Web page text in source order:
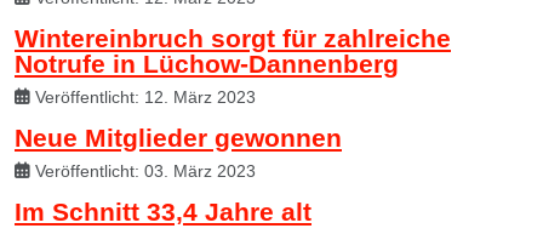
Wintereinbruch sorgt für zahlreiche
Notrufe in Lüchow-Dannenberg
Veröffentlicht: 12. März 2023
Neue Mitglieder gewonnen
Veröffentlicht: 03. März 2023
Im Schnitt 33,4 Jahre alt